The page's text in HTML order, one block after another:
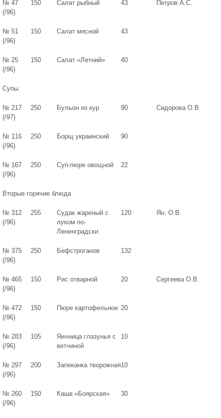
№ 47
(/96)
150 Салат рыбный 43 Петров А.С.
№ 51
(/96)
150 Салат мясной 43
№ 25
(/96)
150 Салат «Летний» 40
Супы
№ 217
(/97)
250 Бульон из кур 90 Сидорова О.В.
№ 116
(/96)
250 Борщ украинский 90
№ 167
(/96)
250 Суп-пюре овощной 22
Вторые горячие блюда
№ 312
(/96)
255
Судак жареный с
луком по-
Лененградски
120 Ян. О.В.
№ 375
(/96)
250 Бефстроганов 132
№ 465
(/96)
150 Рис отварной 20 Сергеева О.В.
№ 472
(/96)
150 Пюре картофельное 20
№ 283
(/96)
105
Яичница глазунья с
ветчиной
10
№ 297
(/96)
200 Запеканка творожная10
№ 260
(/96)
150 Каша «Боярская» 30